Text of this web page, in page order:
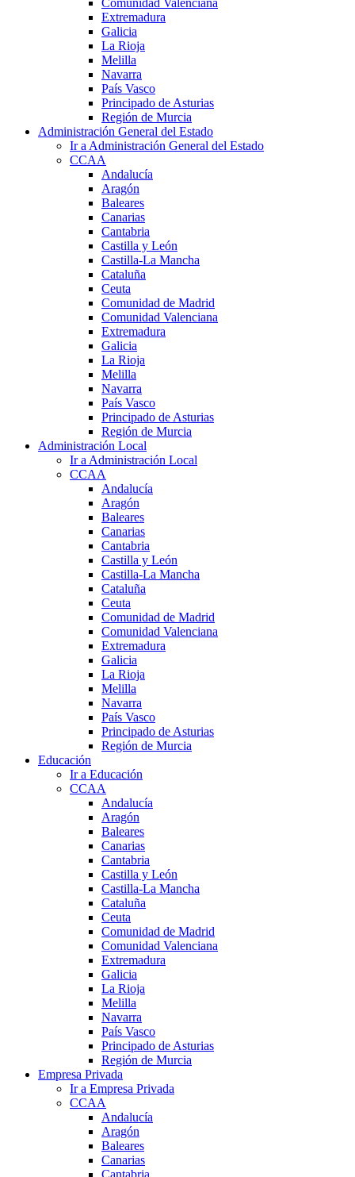
Extremadura
Galicia
La Rioja
Melilla
Navarra
País Vasco
Principado de Asturias
Región de Murcia
Administración General del Estado
Ir a Administración General del Estado
CCAA
Andalucía
Aragón
Baleares
Canarias
Cantabria
Castilla y León
Castilla-La Mancha
Cataluña
Ceuta
Comunidad de Madrid
Comunidad Valenciana
Extremadura
Galicia
La Rioja
Melilla
Navarra
País Vasco
Principado de Asturias
Región de Murcia
Administración Local
Ir a Administración Local
CCAA
Andalucía
Aragón
Baleares
Canarias
Cantabria
Castilla y León
Castilla-La Mancha
Cataluña
Ceuta
Comunidad de Madrid
Comunidad Valenciana
Extremadura
Galicia
La Rioja
Melilla
Navarra
País Vasco
Principado de Asturias
Región de Murcia
Educación
Ir a Educación
CCAA
Andalucía
Aragón
Baleares
Canarias
Cantabria
Castilla y León
Castilla-La Mancha
Cataluña
Ceuta
Comunidad de Madrid
Comunidad Valenciana
Extremadura
Galicia
La Rioja
Melilla
Navarra
País Vasco
Principado de Asturias
Región de Murcia
Empresa Privada
Ir a Empresa Privada
CCAA
Andalucía
Aragón
Baleares
Canarias
Cantabria